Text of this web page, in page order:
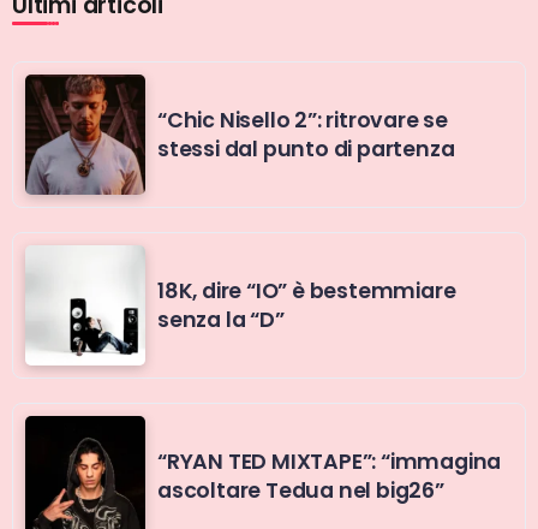
“Chic Nisello 2”: ritrovare se
stessi dal punto di partenza
18K, dire “IO” è bestemmiare
senza la “D”
“RYAN TED MIXTAPE”: “immagina
ascoltare Tedua nel big26”